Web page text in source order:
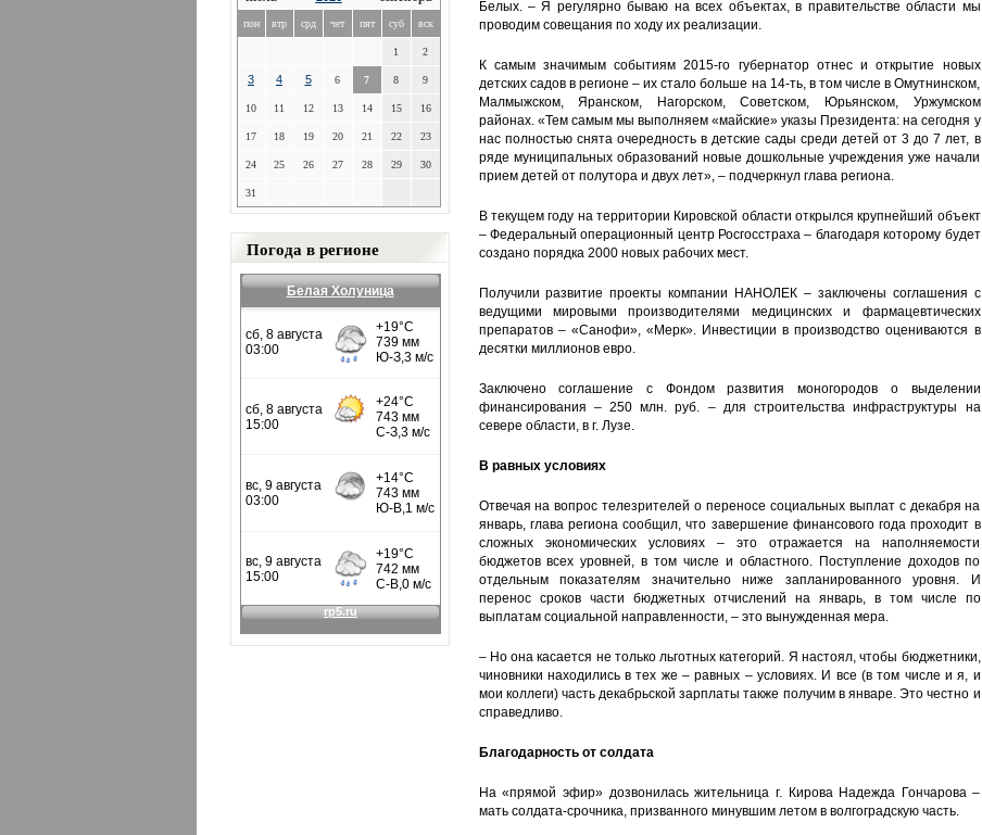
пон втр срд чет пят суб вск
1 2
3 4 5 6 7 8 9
10 11 12 13 14 15 16
17 18 19 20 21 22 23
24 25 26 27 28 29 30
31
Погода в регионе
Белая Холуница
Белых. – Я регулярно бываю на всех объектах, в правительстве области мы
проводим совещания по ходу их реализации.
К самым значимым событиям 2015-го губернатор отнес и открытие новых
детских садов в регионе – их стало больше на 14-ть, в том числе в Омутнинском,
Малмыжском, Яранском, Нагорском, Советском, Юрьянском, Уржумском
районах. «Тем самым мы выполняем «майские» указы Президента: на сегодня у
нас полностью снята очередность в детские сады среди детей от 3 до 7 лет, в
ряде муниципальных образований новые дошкольные учреждения уже начали
прием детей от полутора и двух лет», – подчеркнул глава региона.
В текущем году на территории Кировской области открылся крупнейший объект
– Федеральный операционный центр Росгосстраха – благодаря которому будет
создано порядка 2000 новых рабочих мест.
Получили развитие проекты компании НАНОЛЕК – заключены соглашения с
ведущими мировыми производителями медицинских и фармацевтических
препаратов – «Санофи», «Мерк». Инвестиции в производство оцениваются в
десятки миллионов евро.
Заключено соглашение с Фондом развития моногородов о выделении
финансирования – 250 млн. руб. – для строительства инфраструктуры на
севере области, в г. Лузе.
В равных условиях
Отвечая на вопрос телезрителей о переносе социальных выплат с декабря на
январь, глава региона сообщил, что завершение финансового года проходит в
сложных экономических условиях – это отражается на наполняемости
бюджетов всех уровней, в том числе и областного. Поступление доходов по
отдельным показателям значительно ниже запланированного уровня. И
перенос сроков части бюджетных отчислений на январь, в том числе по
выплатам социальной направленности, – это вынужденная мера.
– Но она касается не только льготных категорий. Я настоял, чтобы бюджетники,
чиновники находились в тех же – равных – условиях. И все (в том числе и я, и
мои коллеги) часть декабрьской зарплаты также получим в январе. Это честно и
справедливо.
Благодарность от солдата
На «прямой эфир» дозвонилась жительница г. Кирова Надежда Гончарова –
мать солдата-срочника, призванного минувшим летом в волгоградскую часть.